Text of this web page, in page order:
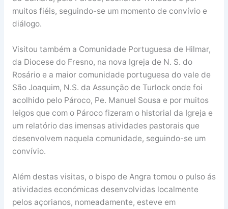
muitos fiéis, seguindo-se um momento de convívio e
diálogo.
Visitou também a Comunidade Portuguesa de Hilmar,
da Diocese do Fresno, na nova Igreja de N. S. do
Rosário e a maior comunidade portuguesa do vale de
São Joaquim, N.S. da Assunção de Turlock onde foi
acolhido pelo Pároco, Pe. Manuel Sousa e por muitos
leigos que com o Pároco fizeram o historial da Igreja e
um relatório das imensas atividades pastorais que
desenvolvem naquela comunidade, seguindo-se um
convívio.
Além destas visitas, o bispo de Angra tomou o pulso ás
atividades económicas desenvolvidas localmente
pelos açorianos, nomeadamente, esteve em